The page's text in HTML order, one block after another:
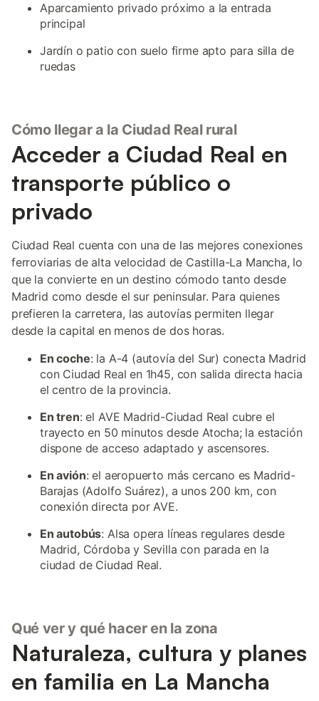
Aparcamiento privado próximo a la entrada
principal
Jardín o patio con suelo firme apto para silla de
ruedas
Cómo llegar a la Ciudad Real rural
Acceder a Ciudad Real en
transporte público o
privado
Ciudad Real cuenta con una de las mejores conexiones
ferroviarias de alta velocidad de Castilla-La Mancha, lo
que la convierte en un destino cómodo tanto desde
Madrid como desde el sur peninsular. Para quienes
prefieren la carretera, las autovías permiten llegar
desde la capital en menos de dos horas.
En coche: la A-4 (autovía del Sur) conecta Madrid
con Ciudad Real en 1h45, con salida directa hacia
el centro de la provincia.
En tren: el AVE Madrid-Ciudad Real cubre el
trayecto en 50 minutos desde Atocha; la estación
dispone de acceso adaptado y ascensores.
En avión: el aeropuerto más cercano es Madrid-
Barajas (Adolfo Suárez), a unos 200 km, con
conexión directa por AVE.
En autobús: Alsa opera líneas regulares desde
Madrid, Córdoba y Sevilla con parada en la
ciudad de Ciudad Real.
Qué ver y qué hacer en la zona
Naturaleza, cultura y planes
en familia en La Mancha